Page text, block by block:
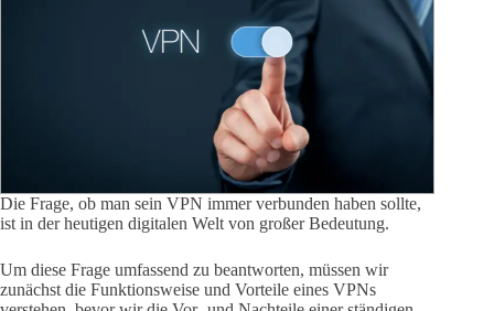
Die Frage, ob man sein VPN immer verbunden haben sollte,
ist in der heutigen digitalen Welt von großer Bedeutung.
Um diese Frage umfassend zu beantworten, müssen wir
zunächst die Funktionsweise und Vorteile eines VPNs